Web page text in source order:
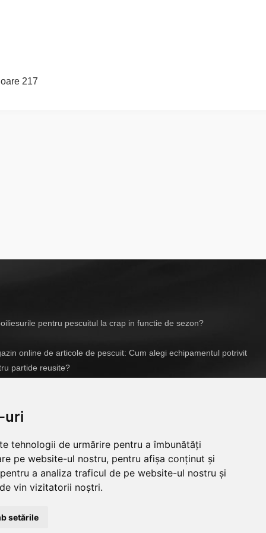
uri
tehnologii de urmărire pentru a îmbunătăți
pe website-ul nostru, pentru afișa conținut și
a analiza traficul de pe website-ul nostru și
vin vizitatorii noștri.
setările
217
pentru pescuitul la crap in functie de sezon?
online de articole de pescuit: Cum alegi echipamentul potrivit
partide reusite?